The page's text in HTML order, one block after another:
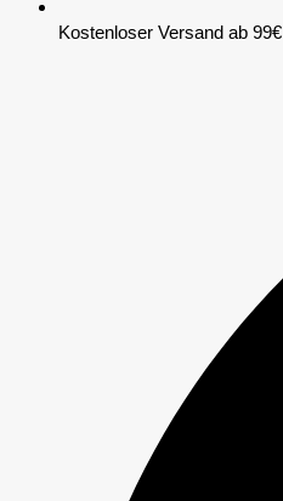
Kostenloser Versand ab 99€